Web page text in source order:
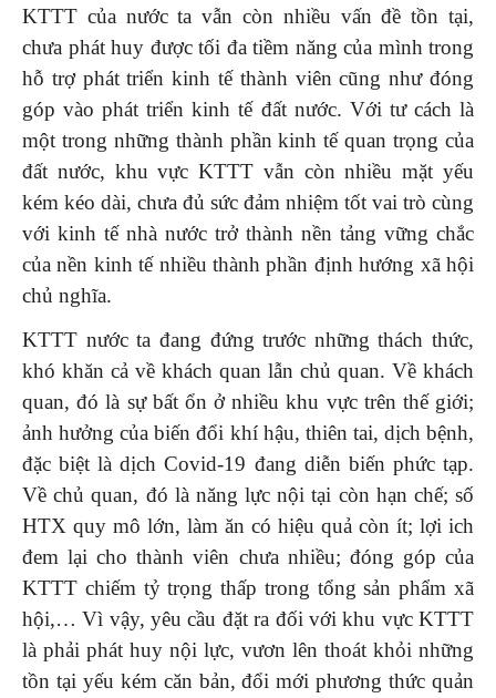
KTTT của nước ta vẫn còn nhiều vấn đề tồn tại,
chưa phát huy được tối đa tiềm năng của mình trong
hỗ trợ phát triển kinh tế thành viên cũng như đóng
góp vào phát triển kinh tế đất nước. Với tư cách là
một trong những thành phần kinh tế quan trọng của
đất nước, khu vực KTTT vẫn còn nhiều mặt yếu
kém kéo dài, chưa đủ sức đảm nhiệm tốt vai trò cùng
với kinh tế nhà nước trở thành nền tảng vững chắc
của nền kinh tế nhiều thành phần định hướng xã hội
chủ nghĩa.
KTTT nước ta đang đứng trước những thách thức,
khó khăn cả về khách quan lẫn chủ quan. Về khách
quan, đó là sự bất ổn ở nhiều khu vực trên thế giới;
ảnh hưởng của biến đổi khí hậu, thiên tai, dịch bệnh,
đặc biệt là dịch Covid-19 đang diễn biến phức tạp.
Về chủ quan, đó là năng lực nội tại còn hạn chế; số
HTX quy mô lớn, làm ăn có hiệu quả còn ít; lợi ich
đem lại cho thành viên chưa nhiều; đóng góp của
KTTT chiếm tỷ trọng thấp trong tổng sản phẩm xã
hội,… Vì vậy, yêu cầu đặt ra đối với khu vực KTTT
là phải phát huy nội lực, vươn lên thoát khỏi những
tồn tại yếu kém căn bản, đổi mới phương thức quản